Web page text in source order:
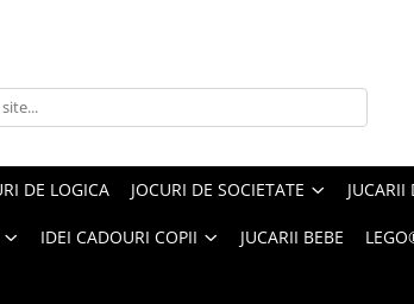
DE LOGICA JOCURI DE SOCIETATE JUCARII
IDEI CADOURI COPII JUCARII BEBE